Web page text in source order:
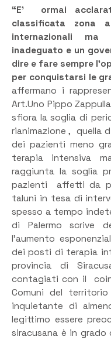
“E’ ormai
classificata zona
internazionali
inadeguato e un
dire e fare sempre
per conquistarsi le
affermano i
Art.Uno Pippo
sfiora la soglia di
rianimazione , quella
dei pazienti meno
terapia intensiva
raggiunta la soglia
pazienti affetti da
taluni in tesa di
spesso a tempo
di Palermo scrive
l’aumento
dei posti di terapia
provincia di
contagiati con il
Comuni del
inquietante di
legittimo essere
siracusana è in